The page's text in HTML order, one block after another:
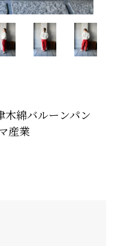
綿バルーンパン
産業